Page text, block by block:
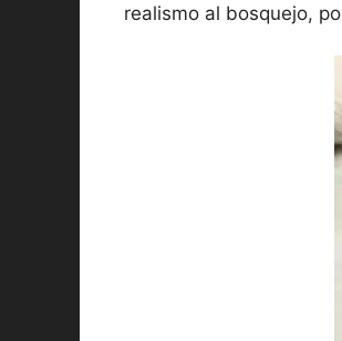
realismo al bosquejo,